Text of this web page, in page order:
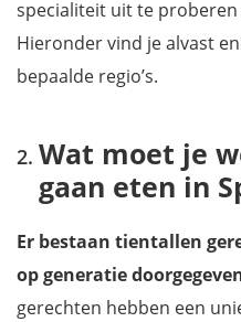
specialiteit uit te
Hieronder vind je alvast
bepaalde regio’s.
Wat moet je
gaan eten in
Er bestaan tientallen
op generatie
gerechten hebben een